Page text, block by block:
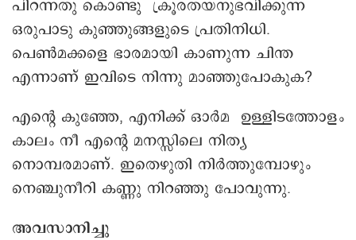
പിറന്നതു കൊണ്ടു ക്രൂരതയനുഭവിക്കുന്ന
ഒരുപാടു കുഞ്ഞുങ്ങളുടെ പ്രതിനിധി.
പെൺമക്കളെ ഭാരമായി കാണുന്ന ചിന്ത
എന്നാണ് ഇവിടെ നിന്നു മാഞ്ഞുപോകുക?
എന്റെ കുഞ്ഞേ, എനിക്ക് ഒാർമ ഉള്ളിടത്തോളം
കാലം നീ എന്റെ മനസ്സിലെ നിത്യ
നൊമ്പരമാണ്. ഇതെഴുതി നിർത്തുമ്പോഴും
നെഞ്ചുനീറി കണ്ണു നിറഞ്ഞു പോവുന്നു.
അവസാനിച്ചു